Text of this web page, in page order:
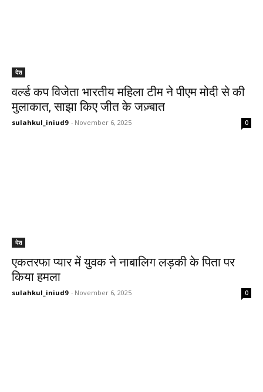
देश
वर्ल्ड कप विजेता भारतीय महिला टीम ने पीएम मोदी से की
मुलाकात, साझा किए जीत के जज़्बात
sulahkul_iniud9 - November 6, 2025 0
देश
एकतरफा प्यार में युवक ने नाबालिग लड़की के पिता पर
किया हमला
sulahkul_iniud9 - November 6, 2025 0